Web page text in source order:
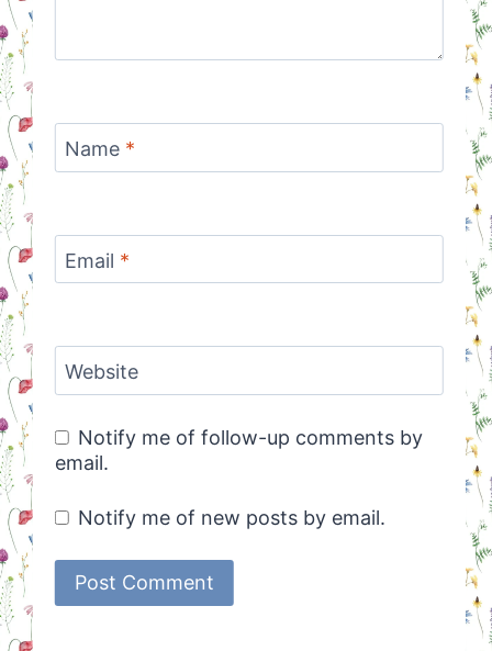
Name *
Email *
Website
Notify me of follow-up comments by
email.
Notify me of new posts by email.